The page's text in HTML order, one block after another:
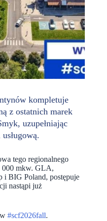
kompletuje
z ostatnich marek
uzupełniając
tego regionalnego
000 mkw. GLA,
i BIG Poland, postępuje
nastąpi już
#scf2026fall.